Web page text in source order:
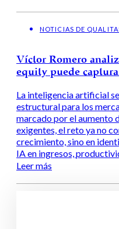
NOTICIAS DE
Víctor Romero
equity puede
La inteligencia artificial
estructural para los
marcado por el aumento
exigentes, el reto ya no
crecimiento, sino en
IA en ingresos,
Leer más